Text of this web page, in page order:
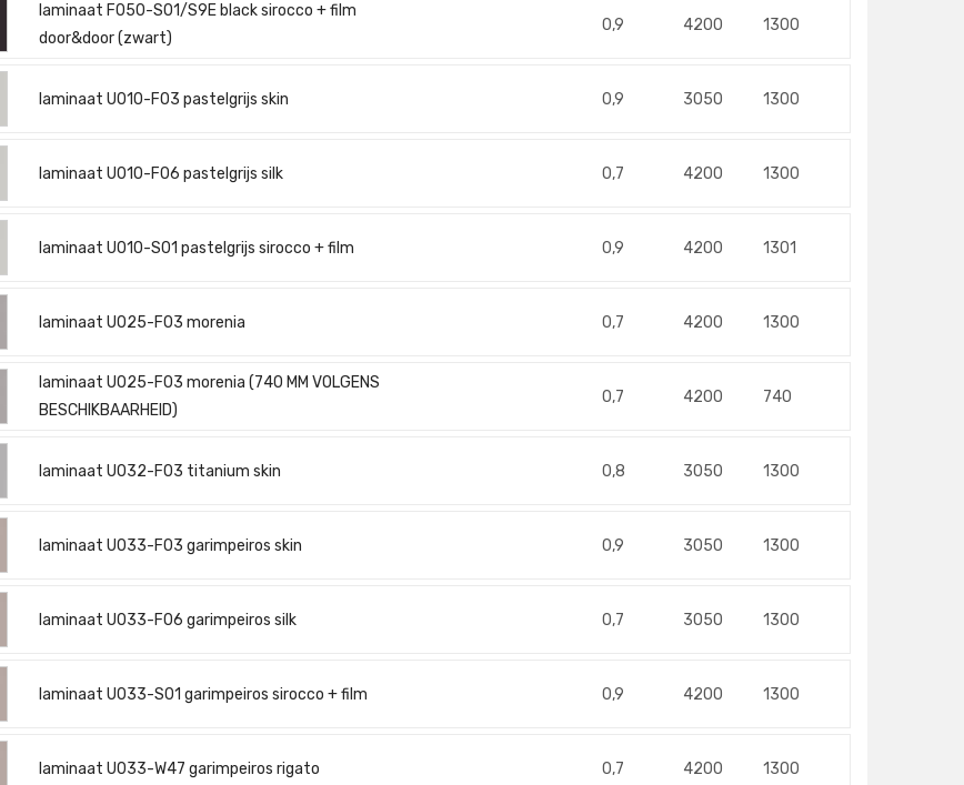
laminaat F050-S01/S9E black sirocco + film
door&door (zwart)
0,9 4200 1300
laminaat U010-F03 pastelgrijs skin 0,9 3050 1300
laminaat U010-F06 pastelgrijs silk 0,7 4200 1300
laminaat U010-S01 pastelgrijs sirocco + film 0,9 4200 1301
laminaat U025-F03 morenia 0,7 4200 1300
laminaat U025-F03 morenia (740 MM VOLGENS
BESCHIKBAARHEID)
0,7 4200 740
laminaat U032-F03 titanium skin 0,8 3050 1300
laminaat U033-F03 garimpeiros skin 0,9 3050 1300
laminaat U033-F06 garimpeiros silk 0,7 3050 1300
laminaat U033-S01 garimpeiros sirocco + film 0,9 4200 1300
laminaat U033-W47 garimpeiros rigato 0,7 4200 1300